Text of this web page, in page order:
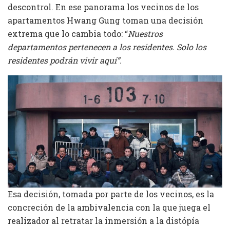
descontrol. En ese panorama los vecinos de los
apartamentos Hwang Gung toman una decisión
extrema que lo cambia todo: “Nuestros
departamentos pertenecen a los residentes. Solo los
residentes podrán vivir aquí”.
Esa decisión, tomada por parte de los vecinos, es la
concreción de la ambivalencia con la que juega el
realizador al retratar la inmersión a la distópía